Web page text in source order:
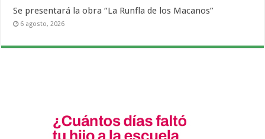
Se presentará la obra “La Runfla de los Macanos”
6 agosto, 2026